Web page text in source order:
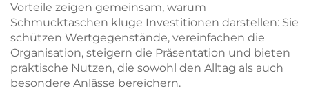
Vorteile zeigen gemeinsam, warum
Schmucktaschen kluge Investitionen darstellen: Sie
schützen Wertgegenstände, vereinfachen die
Organisation, steigern die Präsentation und bieten
praktische Nutzen, die sowohl den Alltag als auch
besondere Anlässe bereichern.